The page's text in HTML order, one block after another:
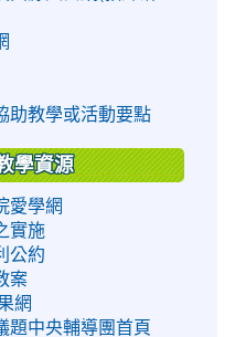
助教學或活動要點
學資源
愛學網
實施
公約
案
網
題中央輔導團首頁